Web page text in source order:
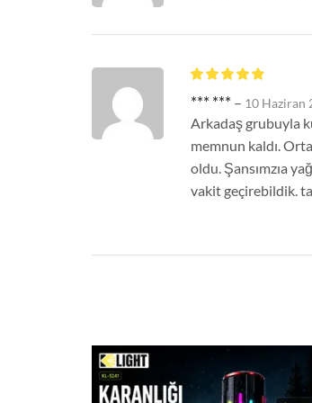
*** *** – 10 Haziran
Arkadaş grubuyla
memnun kaldı.
oldu. Şansımzıa
vakit geçirebildik.